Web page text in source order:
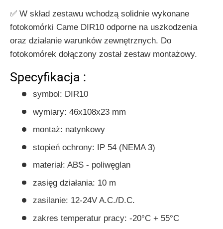
✅ W skład zestawu wchodzą solidnie wykonane
fotokomórki Came DIR10 odporne na uszkodzenia
oraz działanie warunków zewnętrznych. Do
fotokomórek dołączony został zestaw montażowy.
Specyfikacja :
symbol: DIR10
wymiary: 46x108x23 mm
montaż: natynkowy
stopień ochrony: IP 54 (NEMA 3)
materiał: ABS - poliwęglan
zasięg działania: 10 m
zasilanie: 12-24V A.C./D.C.
zakres temperatur pracy: -20°C + 55°C